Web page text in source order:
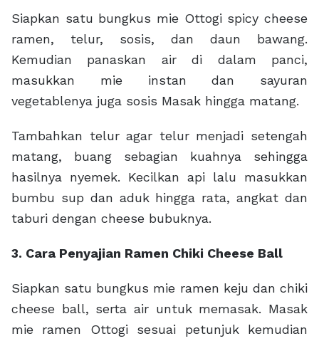
Siapkan satu bungkus mie Ottogi spicy cheese
ramen, telur, sosis, dan daun bawang.
Kemudian panaskan air di dalam panci,
masukkan mie instan dan sayuran
vegetablenya juga sosis Masak hingga matang.
Tambahkan telur agar telur menjadi setengah
matang, buang sebagian kuahnya sehingga
hasilnya nyemek. Kecilkan api lalu masukkan
bumbu sup dan aduk hingga rata, angkat dan
taburi dengan cheese bubuknya.
3. Cara Penyajian Ramen Chiki Cheese Ball
Siapkan satu bungkus mie ramen keju dan chiki
cheese ball, serta air untuk memasak. Masak
mie ramen Ottogi sesuai petunjuk kemudian